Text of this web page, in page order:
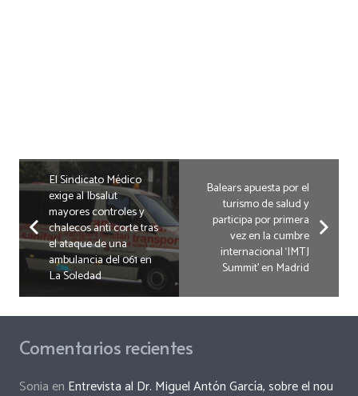
El Sindicato Médico
exige al Ibsalut
mayores controles y
chalecos anti corte tras
el ataque de una
ambulancia del 061 en
La Soledad
Balears apuesta por el
turismo de salud y
participa por primera
vez en la cumbre
internacional ‘IMTJ
Summit’ en Madrid
Comentarios recientes
Sonia en Entrevista al Dr. Miguel Antón García, sobre el nou